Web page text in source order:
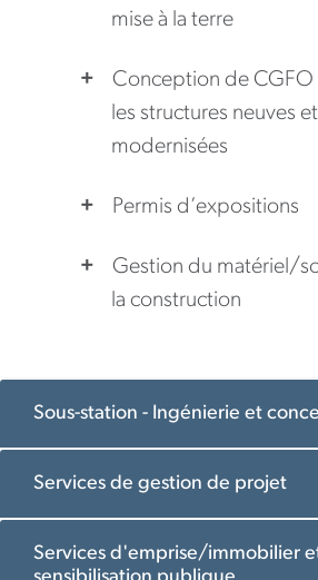
mise à la terre
Conception de
les structures neuves et
modernisées
Permis d’expositions
Gestion du matériel/
la construction
Sous-station - Ingénierie et
Services de gestion de projet
Services d'emprise/immobilier